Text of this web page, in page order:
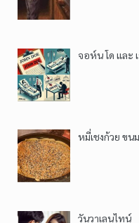
จอห์น โด และ
หมี่เชงก้วย ขน
วันวาเลนไทน์